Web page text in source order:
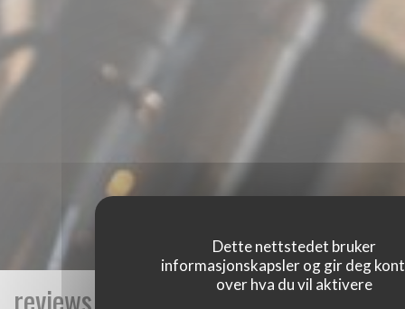
Dette nettstedet bruker
informasjonskapsler og gir deg
over hva du vil aktivere